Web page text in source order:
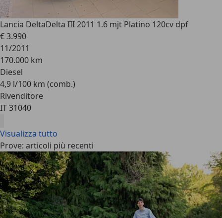
Lancia DeltaDelta III 2011 1.6 mjt Platino 120cv dpf
€ 3.990
11/2011
170.000 km
Diesel
4,9 l/100 km (comb.)
Rivenditore
IT 31040
Visualizza tutto
Prove: articoli più recenti